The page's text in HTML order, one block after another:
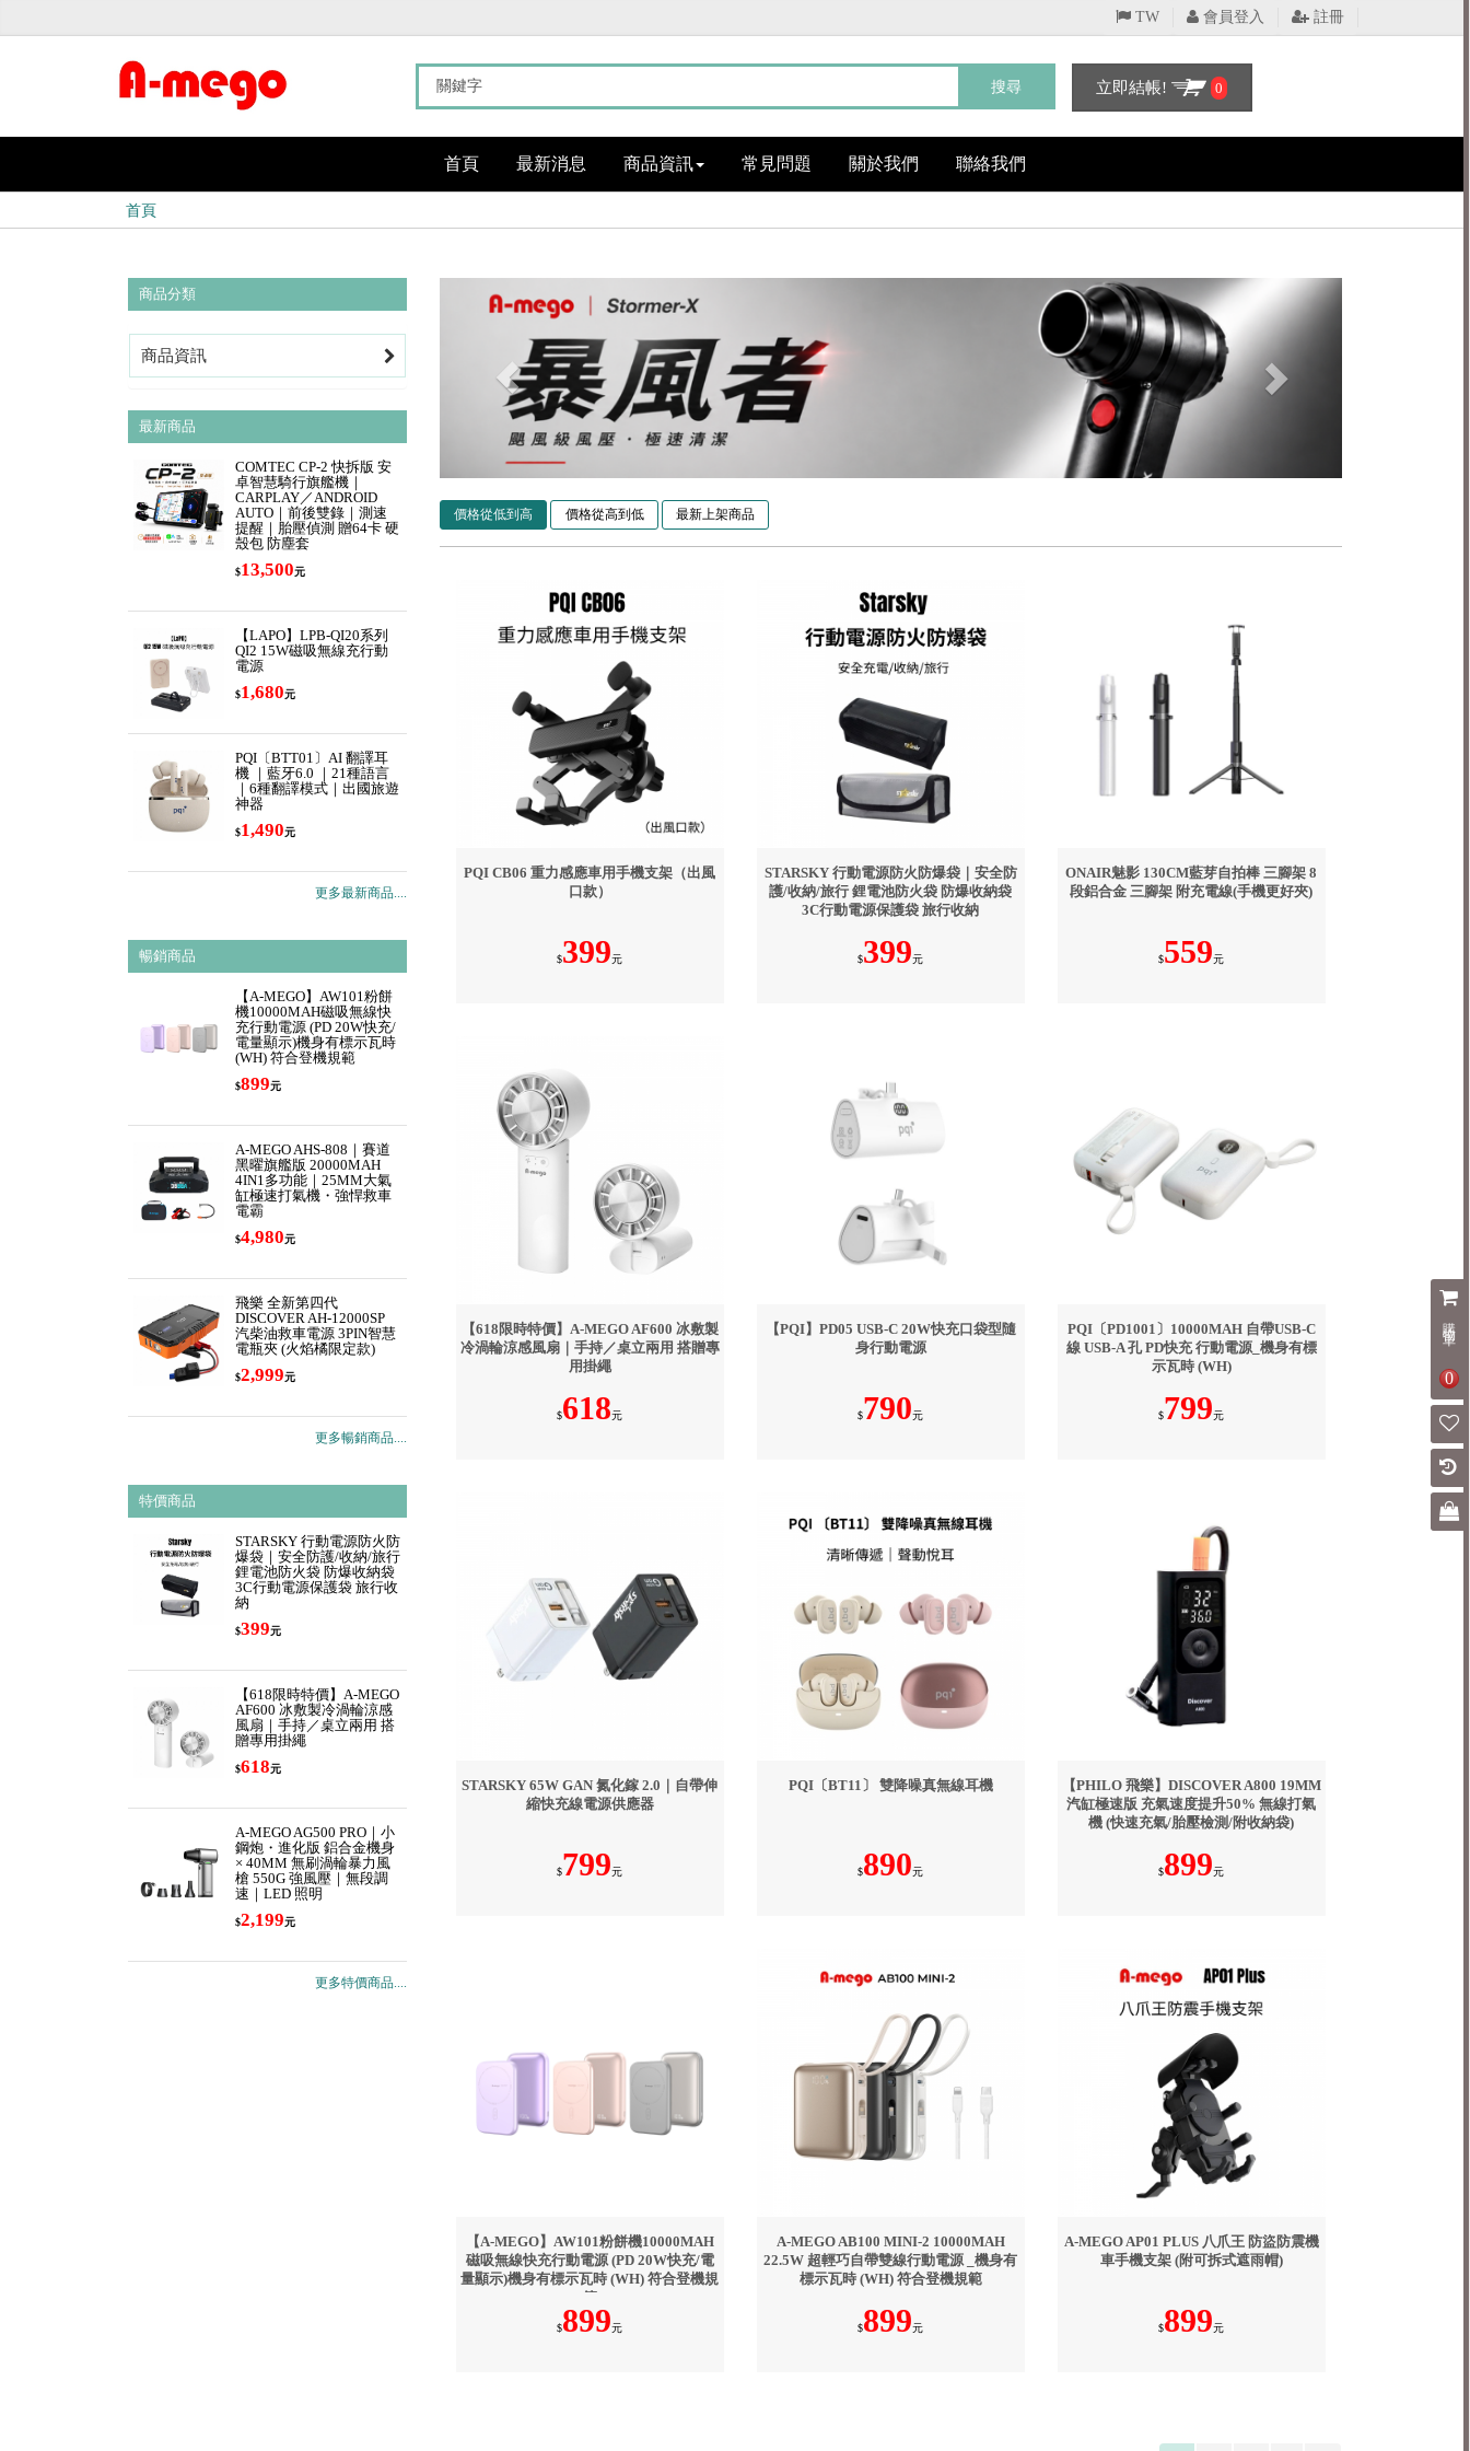
TW 會員登入 註冊
搜尋 立即結帳! 0
首頁 最新消息 商品資訊 常見問題 關於我們 聯絡我們
首頁
Previous Next
價格從低到高 價格從高到低 最新上架商品
PQI CB06 重力感應車用手機支架（出風
口款）
$399元
STARSKY 行動電源防火防爆袋｜安全防
護/收納/旅行 鋰電池防火袋 防爆收納袋
3C行動電源保護袋 旅行收納
$399元
ONAIR魅影 130CM藍芽自拍棒 三腳架 8
段鋁合金 三腳架 附充電線(手機更好夾)
$559元
【618限時特價】A-MEGO AF600 冰敷製
冷渦輪涼感風扇｜手持／桌立兩用 搭贈專
用掛繩
$618元
【PQI】PD05 USB-C 20W快充口袋型隨
身行動電源
$790元
PQI〔PD1001〕10000MAH 自帶USB-C
線 USB-A 孔 PD快充 行動電源_機身有標
示瓦時 (WH)
$799元
STARSKY 65W GAN 氮化鎵 2.0｜自帶伸
縮快充線電源供應器
$799元
PQI〔BT11〕 雙降噪真無線耳機
$890元
【PHILO 飛樂】DISCOVER A800 19MM
汽缸極速版 充氣速度提升50% 無線打氣
機 (快速充氣/胎壓檢測/附收納袋)
$899元
【A-MEGO】AW101粉餅機10000MAH
磁吸無線快充行動電源 (PD 20W快充/電
量顯示)機身有標示瓦時 (WH) 符合登機規
範
$899元
A-MEGO AB100 MINI-2 10000MAH
22.5W 超輕巧自帶雙線行動電源 _機身有
標示瓦時 (WH) 符合登機規範
$899元
A-MEGO AP01 PLUS 八爪王 防盜防震機
車手機支架 (附可拆式遮雨帽)
$899元
商品分類
商品資訊
最新商品
COMTEC CP-2 快拆版 安
卓智慧騎行旗艦機｜
CARPLAY／ANDROID
AUTO｜前後雙錄｜測速
提醒｜胎壓偵測 贈64卡 硬
殼包 防塵套
$13,500元
【LAPO】LPB-QI20系列
QI2 15W磁吸無線充行動
電源
$1,680元
PQI〔BTT01〕AI 翻譯耳
機 ｜藍牙6.0 ｜21種語言
｜6種翻譯模式｜出國旅遊
神器
$1,490元
更多最新商品....
暢銷商品
【A-MEGO】AW101粉餅
機10000MAH磁吸無線快
充行動電源 (PD 20W快充/
電量顯示)機身有標示瓦時
(WH) 符合登機規範
$899元
A-MEGO AHS-808｜賽道
黑曜旗艦版 20000MAH
4IN1多功能｜25MM大氣
缸極速打氣機・強悍救車
電霸
$4,980元
飛樂 全新第四代
DISCOVER AH-12000SP
汽柴油救車電源 3PIN智慧
電瓶夾 (火焰橘限定款)
$2,999元
更多暢銷商品....
特價商品
STARSKY 行動電源防火防
爆袋｜安全防護/收納/旅行
鋰電池防火袋 防爆收納袋
3C行動電源保護袋 旅行收
納
$399元
【618限時特價】A-MEGO
AF600 冰敷製冷渦輪涼感
風扇｜手持／桌立兩用 搭
贈專用掛繩
$618元
A-MEGO AG500 PRO｜小
鋼炮・進化版 鋁合金機身
× 40MM 無刷渦輪暴力風
槍 550G 強風壓｜無段調
速｜LED 照明
$2,199元
更多特價商品....
購物車
0